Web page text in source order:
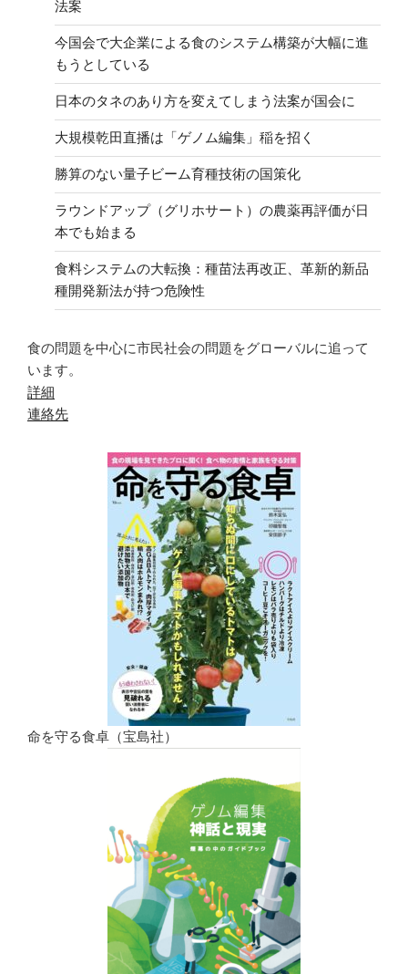
法案
今国会で大企業による食のシステム構築が大幅に進
もうとしている
日本のタネのあり方を変えてしまう法案が国会に
大規模乾田直播は「ゲノム編集」稲を招く
勝算のない量子ビーム育種技術の国策化
ラウンドアップ（グリホサート）の農薬再評価が日
本でも始まる
食料システムの大転換：種苗法再改正、革新的新品
種開発新法が持つ危険性
食の問題を中心に市民社会の問題をグローバルに追って
います。
詳細
連絡先
命を守る食卓（宝島社）